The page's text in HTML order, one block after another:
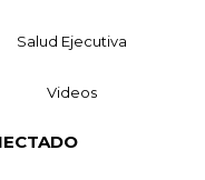
Salud Ejecutiva
Videos